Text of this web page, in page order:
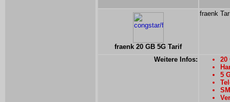
fraenk 20 GB 5G Tarif
fraenk
Weitere Infos:
20
5